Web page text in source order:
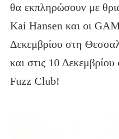
θα εκπληρώσουν με
Kai Hansen και οι
Δεκεμβρίου στη
και στις 10
Fuzz Club!